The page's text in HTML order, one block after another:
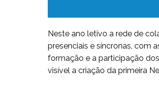
Neste ano letivo a rede de
presenciais e síncronas, com
formação e a participação
visível a criação da primeira